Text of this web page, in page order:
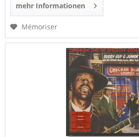
mehr Informationen
Mémoriser